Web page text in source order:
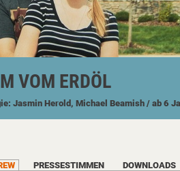
VOM ERDÖL
Jasmin Herold, Michael Beamish / ab 6
PRESSESTIMMEN DOWNLOADS